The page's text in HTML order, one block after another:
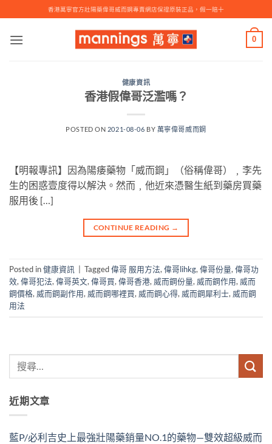
to
content
香港萬寧官方壯陽藥偉哥威而鋼專賣網店保證原裝正品，假一賠十
0
健康資訊
香港假偉哥泛濫嗎？
POSTED ON 2021-08-06 BY 萬寧偉哥威而鋼
【明報專訊】因為陽痿藥物「威而鋼」（俗稱偉哥）﹐李先
生的困惑壹度得以解決。然而﹐他近來憑醫生紙到藥房買藥
服用後 […]
CONTINUE READING →
Posted in健康資訊 Tagged偉哥 服用方法, 偉哥lihkg, 偉哥份量, 偉哥功
效, 偉哥犯法, 偉哥英文, 偉哥買, 偉哥香港, 威而鋼份量, 威而鋼作用, 威而
鋼價格, 威而鋼副作用, 威而鋼哪裡買, 威而鋼心得, 威而鋼犀利士, 威而鋼
用法
近期文章
藍P/必利吉史上最強壯陽藥銷量NO.1的藥物—雙效超級威而